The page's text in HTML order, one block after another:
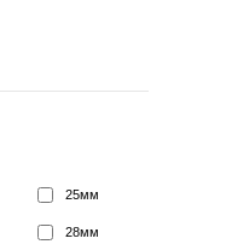
25мм
28мм